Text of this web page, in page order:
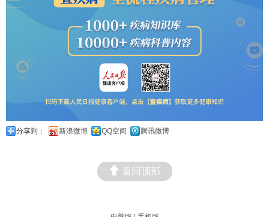
分享到： 新浪微博 QQ空间 腾讯微博
返回顶部